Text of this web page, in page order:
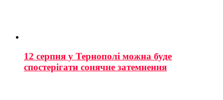
12 серпня у Тернополі можна буде
спостерігати сонячне затемнення